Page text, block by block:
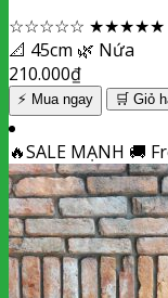
☆☆☆☆☆ ★★★★★
📐 45cm 🌿 Nứa
210.000₫
⚡ Mua ngay 🛒 Giỏ
🔥SALE MẠNH 🚚